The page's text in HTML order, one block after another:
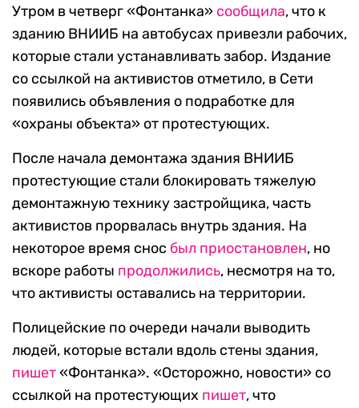
Утром в четверг «Фонтанка» сообщила, что к
зданию ВНИИБ на автобусах привезли рабочих,
которые стали устанавливать забор. Издание
со ссылкой на активистов отметило, в Сети
появились объявления о подработке для
«охраны объекта» от протестующих.
После начала демонтажа здания ВНИИБ
протестующие стали блокировать тяжелую
демонтажную технику застройщика, часть
активистов прорвалась внутрь здания. На
некоторое время снос был приостановлен, но
вскоре работы продолжились, несмотря на то,
что активисты оставались на территории.
Полицейские по очереди начали выводить
людей, которые встали вдоль стены здания,
пишет«Фонтанка». «Осторожно, новости» со
ссылкой на протестующих пишет, что